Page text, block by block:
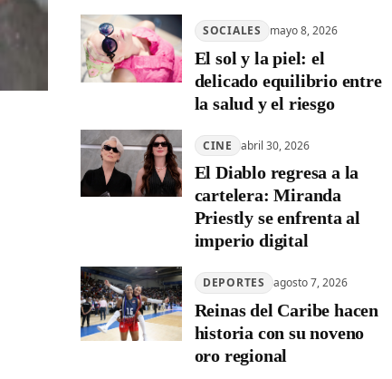
SOCIALES mayo 8, 2026
El sol y la piel: el
delicado equilibrio entre
la salud y el riesgo
CINE abril 30, 2026
El Diablo regresa a la
cartelera: Miranda
Priestly se enfrenta al
imperio digital
DEPORTES agosto 7, 2026
Reinas del Caribe hacen
historia con su noveno
oro regional